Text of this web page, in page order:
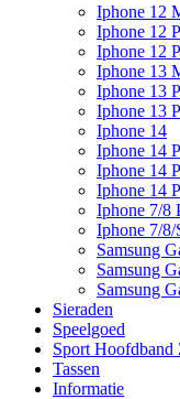
Iphone 12
Iphone 12
Iphone 12
Iphone 13
Iphone 13
Iphone 13
Iphone 14
Iphone 14
Iphone 14
Iphone 14
Iphone 7/8
Iphone 7/8/
Samsung
Samsung
Samsung
Sieraden
Speelgoed
Sport Hoofdband
Tassen
Informatie